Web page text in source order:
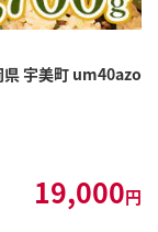
県 宇美町 um40azo
19,000円